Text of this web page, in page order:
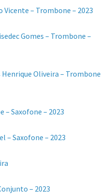
Vicente – Trombone – 2023
Gomes – Trombone –
Oliveira – Trombone
– Saxofone – 2023
– Saxofone – 2023
– 2023